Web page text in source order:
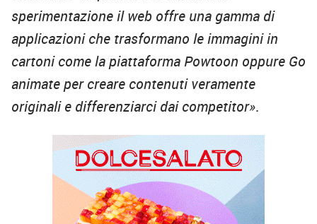
sperimentazione il web offre una gamma di
applicazioni che trasformano le immagini in
cartoni come la piattaforma Powtoon oppure Go
animate per creare contenuti veramente
originali e differenziarci dai competitor».